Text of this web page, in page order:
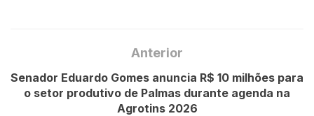
Anterior
Senador Eduardo Gomes anuncia R$ 10 milhões para
o setor produtivo de Palmas durante agenda na
Agrotins 2026